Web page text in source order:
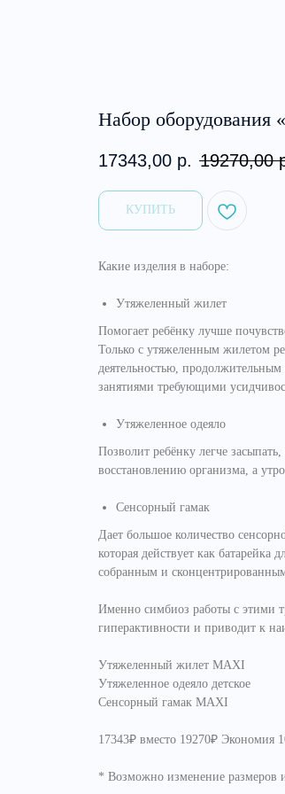
Набор оборудования
17343,00 р. 19270,00
ㅤㅤㅤКУПИТЬㅤㅤㅤ
Какие изделия в наборе:
Утяжеленный жилет
Помогает ребёнку лучше
Только с утяжеленным жилетом
деятельностью,
занятиями требующими
Утяжеленное одеяло
Позволит ребёнку легче
восстановлению организма, а
Сенсорный гамак
Дает большое количество
которая действует как батарейка
собранным и
Именно симбиоз работы с этими
гиперактивности и приводит к
Утяжеленный жилет MAXI
Утяжеленное одеяло детское
Сенсорный гамак MAXI
17343₽ вместо 19270₽ Экономия
* Возможно изменение размеров